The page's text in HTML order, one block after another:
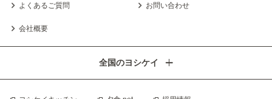
よくあるご質問 お問い合わせ
会社概要
全国のヨシケイ